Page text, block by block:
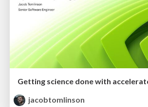
jacobtomlinson